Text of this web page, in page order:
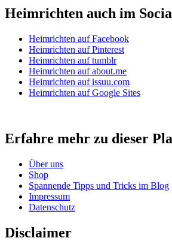
Heimrichten auch im
Heimrichten auf Facebook
Heimrichten auf Pinterest
Heimrichten auf tumblr
Heimrichten auf about.me
Heimrichten auf issuu.com
Heimrichten auf Google Sites
Erfahre mehr zu dieser
Über uns
Shop
Spannende Tipps und Tricks im Blog
Impressum
Datenschutz
Disclaimer